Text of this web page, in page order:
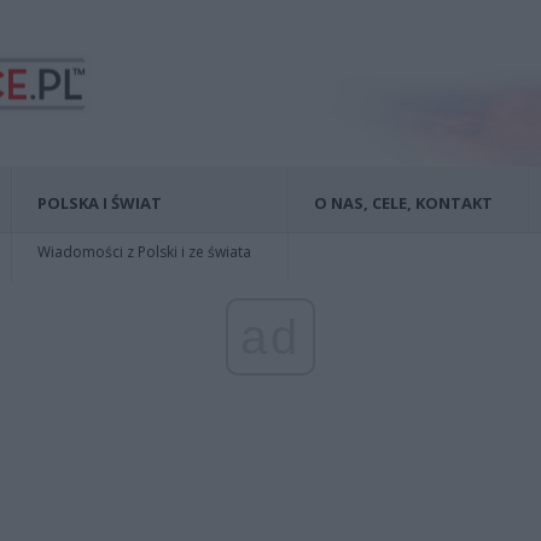
POLSKA I ŚWIAT
Wiadomości z Polski i ze świata
O NAS, CELE, KONTAKT